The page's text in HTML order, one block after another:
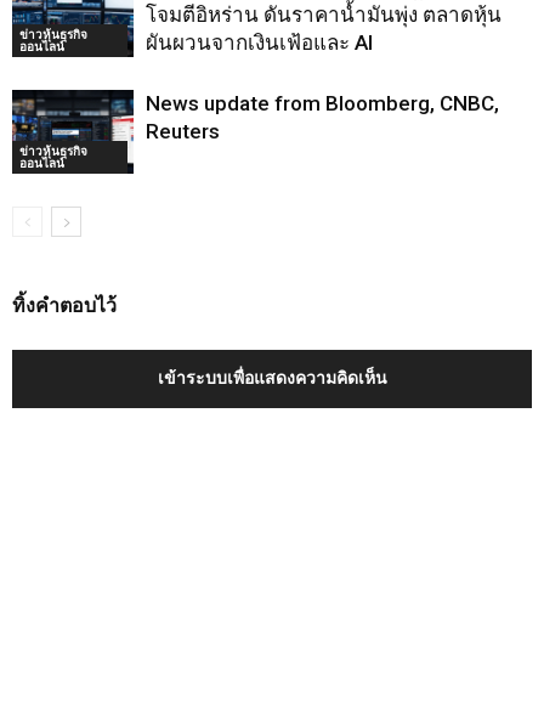
ข่าวหุ้นธุรกิจ
ออนไลน์
โจมตีอิหร่าน ดันราคาน้ำมันพุ่ง ตลาดหุ้น
ผันผวนจากเงินเฟ้อและ AI
ข่าวหุ้นธุรกิจ
ออนไลน์
News update from Bloomberg, CNBC,
Reuters
ทิ้งคำตอบไว้
เข้าระบบเพื่อแสดงความคิดเห็น